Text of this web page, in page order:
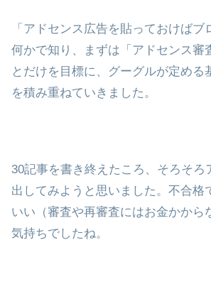
「アドセンス広告を貼っておけばブ
何かで知り、まずは「アドセンス審
とだけを目標に、グーグルが定める
を積み重ねていきました。
30記事を書き終えたころ、そろそろ
出してみようと思いました。不合格
いい（審査や再審査にはお金かから
気持ちでしたね。